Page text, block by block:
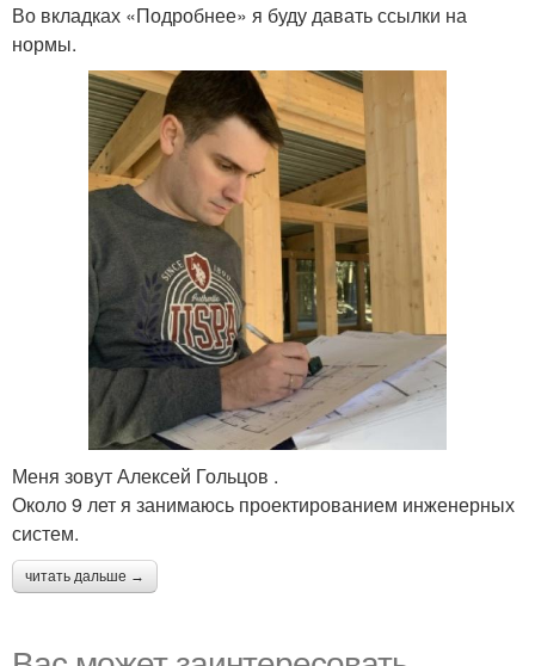
Во вкладках «Подробнее» я буду давать ссылки на
нормы.
Меня зовут Алексей Гольцов .
Около 9 лет я занимаюсь проектированием инженерных
систем.
читать дальше →